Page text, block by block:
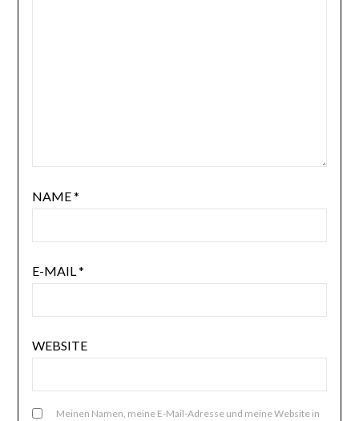
NAME*
E-MAIL*
WEBSITE
Meinen Namen, meine E-Mail-Adresse und meine Website in